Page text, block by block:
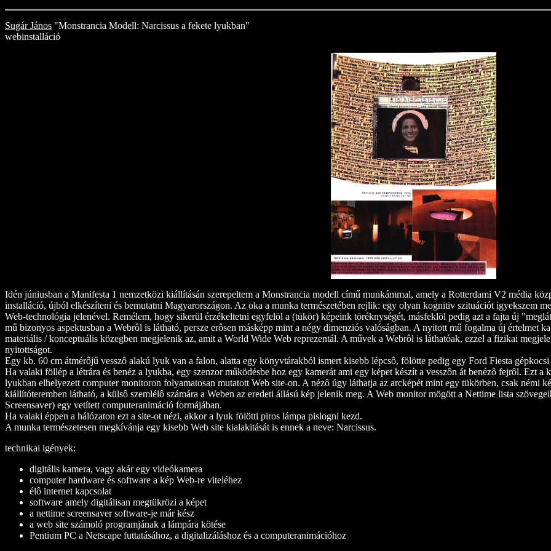
Sugár János "Monstrancia Modell: Narcissus a fekete lyukban"
webinstalláció
Idén júniusban a Manifesta 1 nemzetközi kiállításán szerepeltem a Monstrancia modell című munkámmal, amely a Rotterdami V2 média
installáció, újból elkészíteni és bemutatni Magyarországon. Az oka a munka természetében rejlik: egy olyan kognitiv szituációt igyekszem
Web-technológia jelenével. Remélem, hogy sikerül érzékeltetni egyfelöl a (tükör) képeink töréknységét, másfeklöl pedig azt a fajta új
mű bizonyos aspektusban a Webrôl is látható, persze erôsen másképp mint a négy dimenziós valóságban. A nyitott mű fogalma új értelmet
materiális / konceptuális közegben megjelenik az, amit a World Wide Web reprezentál. A művek a Webrôl is láthatóak, ezzel a fizikai
nyitottságot.
Egy kb. 60 cm átmérôjű vesszô alakú lyuk van a falon, alatta egy könyvtárakból ismert kisebb lépcsô, fölötte pedig egy Ford Fiesta
Ha valaki föllép a létrára és benéz a lyukba, egy szenzor működésbe hoz egy kamerát ami egy képet készít a vesszôn át benézô fejrôl. Ezt a
lyukban elhelyezett computer monitoron folyamatosan mutatott Web site-on. A nézô úgy láthatja az arcképét mint egy tükörben, csak némi
kiállítóteremben látható, a külsô szemlélô számára a Weben az eredeti állású kép jelenik meg. A Web monitor mögött a Nettime lista
Screensaver) egy vetített computeranimáció formájában.
Ha valaki éppen a hálózaton ezt a site-ot nézi, akkor a lyuk fölötti piros lámpa pislogni kezd.
A munka természetesen megkívánja egy kisebb Web site kialakitását is ennek a neve: Narcissus.
technikai igények:
digitális kamera, vagy akár egy videókamera
computer hardware és software a kép Web-re viteléhez
élô internet kapcsolat
software amely digitálisan megtükrözi a képet
a nettime screensaver software-je már kész
a web site számoló programjának a lámpára kötése
Pentium PC a Netscape futtatásához, a digitalizáláshoz és a computeranimációhoz